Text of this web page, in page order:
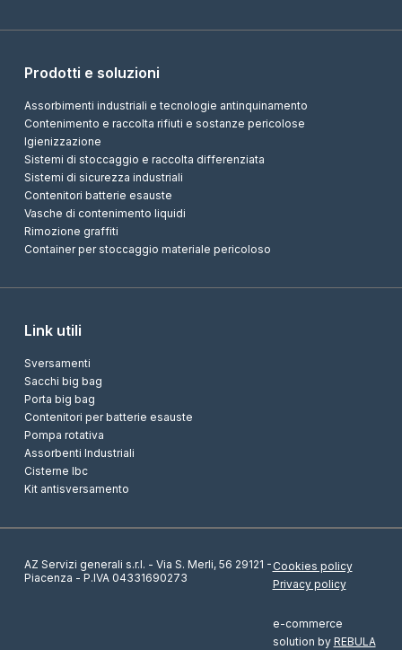
Prodotti e soluzioni
Assorbimenti industriali e tecnologie antinquinamento
Contenimento e raccolta rifiuti e sostanze pericolose
Igienizzazione
Sistemi di stoccaggio e raccolta differenziata
Sistemi di sicurezza industriali
Contenitori batterie esauste
Vasche di contenimento liquidi
Rimozione graffiti
Container per stoccaggio materiale pericoloso
Link utili
Sversamenti
Sacchi big bag
Porta big bag
Contenitori per batterie esauste
Pompa rotativa
Assorbenti Industriali
Cisterne Ibc
Kit antisversamento
AZ Servizi generali s.r.l. - Via S. Merli, 56 29121 -
Piacenza - P.IVA 04331690273
Cookies policy
Privacy policy
e-commerce
solution by REBULA